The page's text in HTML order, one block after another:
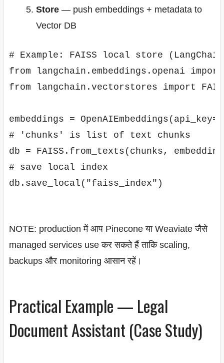
Store— push embeddings + metadata to
Vector DB
# Example: FAISS local store
from langchain.embeddings.openai import
from langchain.vectorstores import
embeddings =
# 'chunks' is list of text chunks
db = FAISS.from_texts(chunks,
# save local index
db.save_local("faiss_index")
NOTE: production में आप Pinecone या Weaviate जैसे
managed services use कर सकते हैं ताकि scaling,
backups और monitoring आसान रहें।
Practical Example — Legal
Document Assistant (Case Study)